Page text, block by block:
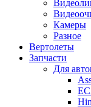
Камеры
Разное
Вертолеты
Запчасти
Для